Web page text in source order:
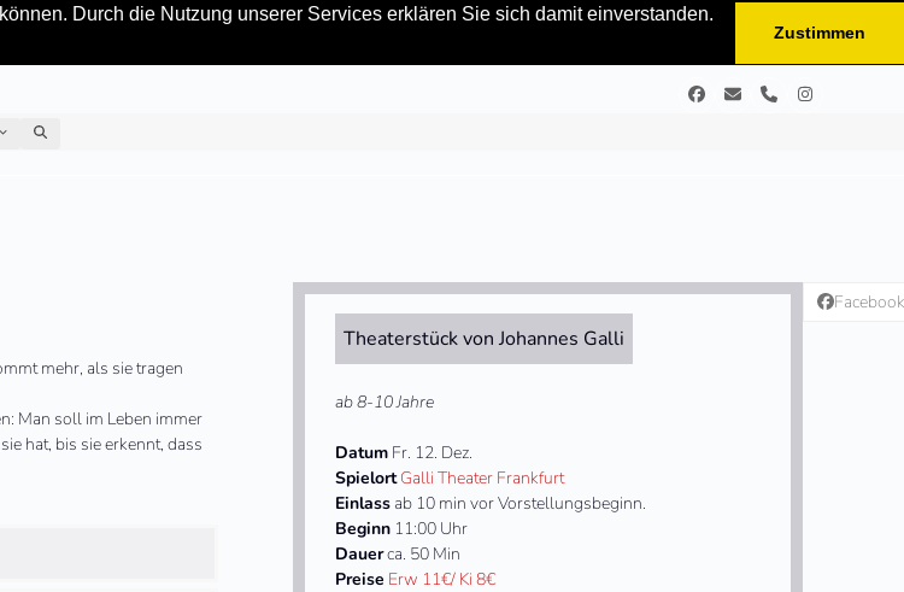
Durch die Nutzung unserer Services erklären Sie sich damit einverstanden.
Zustimmen
Facebook
E- TelefonInstagram
mehr, als sie tragen
Man soll im Leben immer
hat, bis sie erkennt, dass
Theaterstück von Johannes Galli
ab 8-10 Jahre
Datum Fr. 12. Dez.
Spielort Galli Theater Frankfurt
Einlass ab 10 min vor Vorstellungsbeginn.
Beginn 11:00 Uhr
Dauerca. 50 Min
Preise Erw 11€/ Ki 8€